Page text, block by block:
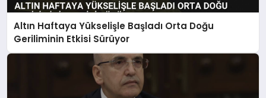
Altın Haftaya Yükselişle Başladı Orta Doğu
Geriliminin Etkisi Sürüyor